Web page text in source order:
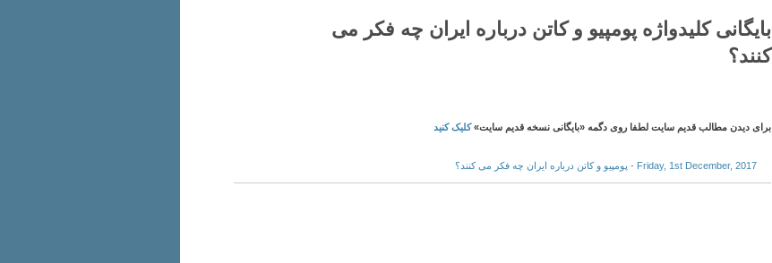
بایگانی کلیدواژه پومپیو و کاتن درباره ایران چه فکر می
کنند؟
برای دیدن مطالب قدیم سایت لطفا روی دگمه «بایگانی نسخه قدیم سایت»کلیک کنید
Friday, 1st December, 2017 - پومپیو و کاتن درباره ایران چه فکر می کنند؟